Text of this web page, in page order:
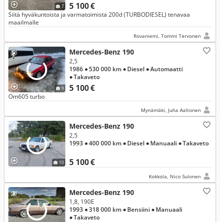
7 5 100 €
Siitä hyväkuntoista ja varmatoimista 200d (TURBODIESEL) tenavaa
maailmalle
Rovaniemi, Tommi Tervonen
9
Mercedes-Benz 190
5 100 €
2,5
1986 ● 530 000 km ● Diesel ● Automaatti
● Takaveto
Om605 turbo
Mynämäki, Juha Aaltonen
10
Mercedes-Benz 190
5 100 €
2,5
1993 ● 400 000 km ● Diesel ● Manuaali ● Takaveto
Kokkola, Nico Sulonen
Mercedes-Benz 190
1,8, 190E
1993 ● 318 000 km ● Bensiini ● Manuaali
● Takaveto